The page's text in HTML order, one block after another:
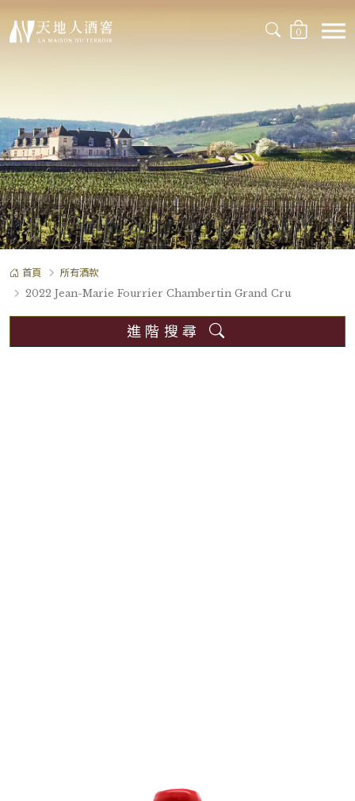
0
首頁
所有酒款
2022 Jean-Marie Fourrier Chambertin Grand Cru
進階搜尋